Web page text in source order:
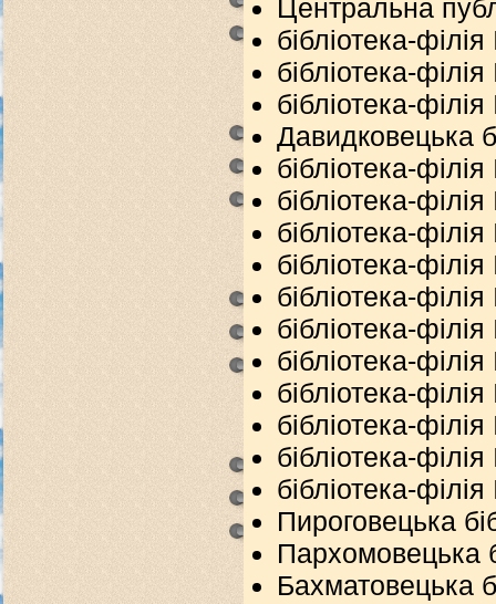
Центральна
бібліотека-
бібліотека-
бібліотека-
Давидковецька
бібліотека-
бібліотека-
бібліотека-
бібліотека-
бібліотека-
бібліотека-
бібліотека-
бібліотека-
бібліотека-
бібліотека-
бібліотека-
Пироговецька
Пархомовецька
Бахматовецька